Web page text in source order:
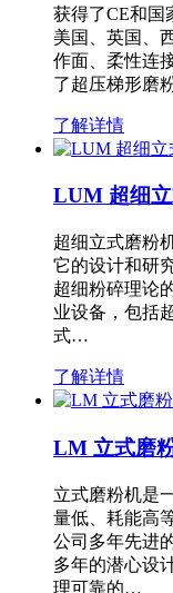
获得了CE和国
美国、英国、
作面、柔性连
了超压梯形磨
了解详情
LUM 超细
超细立式磨粉
它的设计和研
超细粉碎理论
业设备，包括
式…
了解详情
LM 立式磨
立式磨粉机是
量低、耗能高
公司多年先进
多年的潜心设
理可靠的…